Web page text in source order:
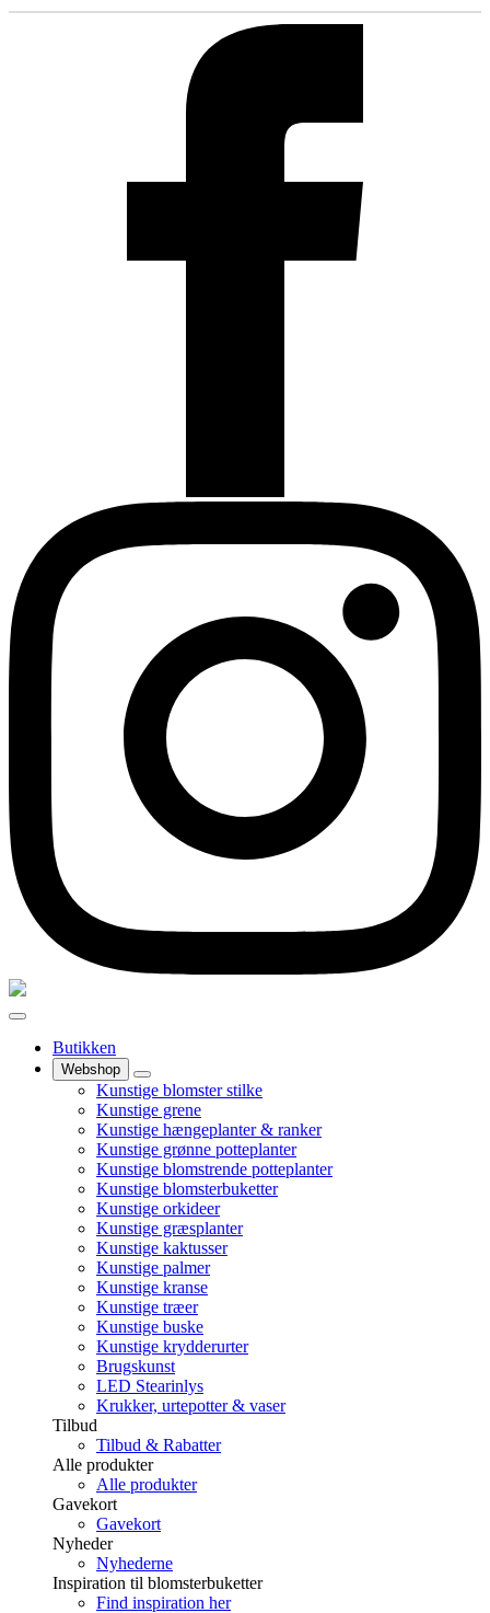
Butikken
Webshop
Kunstige blomster stilke
Kunstige grene
Kunstige hængeplanter & ranker
Kunstige grønne potteplanter
Kunstige blomstrende potteplanter
Kunstige blomsterbuketter
Kunstige orkideer
Kunstige græsplanter
Kunstige kaktusser
Kunstige palmer
Kunstige kranse
Kunstige træer
Kunstige buske
Kunstige krydderurter
Brugskunst
LED Stearinlys
Krukker, urtepotter & vaser
Tilbud
Tilbud & Rabatter
Alle produkter
Alle produkter
Gavekort
Gavekort
Nyheder
Nyhederne
Inspiration til blomsterbuketter
Find inspiration her